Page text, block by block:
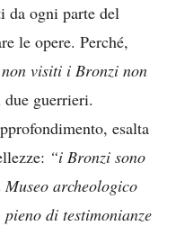
da ogni parte del
le opere. Perché,
non visiti i Bronzi non
guerrieri.
esalta
“i Bronzi sono
archeologico
di testimonianze